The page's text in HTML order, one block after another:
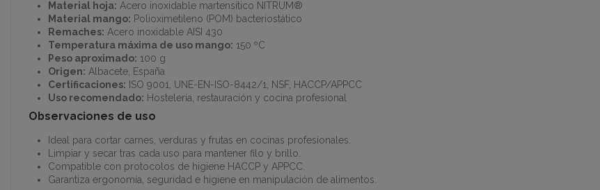
Material hoja: Acero inoxidable martensítico NITRUM®
Material mango: Polioximetileno (POM) bacteriostático
Remaches: Acero inoxidable AISI 430
Temperatura máxima de uso mango: 150 ºC
Peso aproximado: 100 g
Origen: Albacete, España
Certificaciones: ISO 9001, UNE-EN-ISO-8442/1, NSF, HACCP/APPCC
Uso recomendado: Hostelería, restauración y cocina profesional
Observaciones de uso
Ideal para cortar carnes, verduras y frutas en cocinas profesionales.
Limpiar y secar tras cada uso para mantener filo y brillo.
Compatible con protocolos de higiene HACCP y APPCC.
Garantiza ergonomía, seguridad e higiene en manipulación de alimentos.